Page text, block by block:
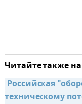
Читайте также
Российская
техническому